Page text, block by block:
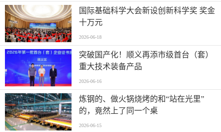
国际基础科学大会新设创新科学奖 奖金
十万元
2026-06-18
突破国产化！顺义再添市级首台（套）
重大技术装备产品
2026-06-16
炼钢的、做火锅烧烤的和“站在光里”
的，竟然上了同一个桌
2026-06-15